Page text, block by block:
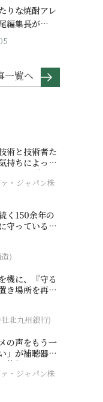
りな焼酎アレ
編集長が…
一覧へ
術と技術者た
持ちによって
るオーダーメ
・ジャパン株
く150余年の
守っている濵
)
機に、『守る
き場所を再検
北九州銀行)
の声をもう一
」が補聴器チ
後押しに
・ジャパン株